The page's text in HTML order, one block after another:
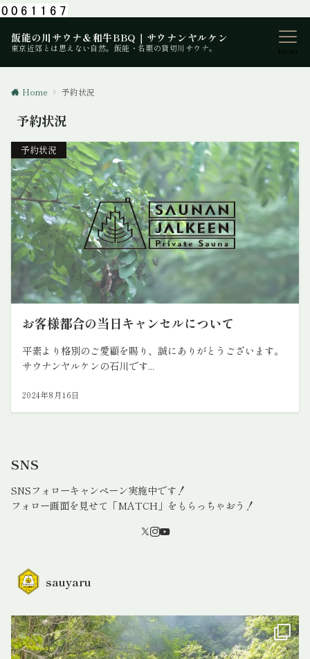
飯能の川サウナ＆和牛BBQ｜サウナンヤルケン
東京近郊とは思えない自然。飯能・名栗の貸切川サウナ。 Menu
Home 予約状況
予約状況
予約状況
お客様都合の当日キャンセルについて
平素より格別のご愛顧を賜り、誠にありがとうございます。
サウナンヤルケンの石川です...
2024年8月16日
SNS
SNSフォローキャンペーン実施中です！
フォロー画面を見せて「MATCH」をもらっちゃおう！
sauyaru